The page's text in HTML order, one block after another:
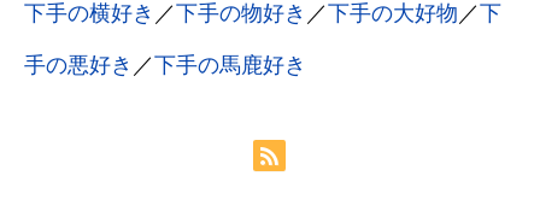
下手の横好き ／下手の物好き ／下手の大好物 ／下
手の悪好き ／下手の馬鹿好き